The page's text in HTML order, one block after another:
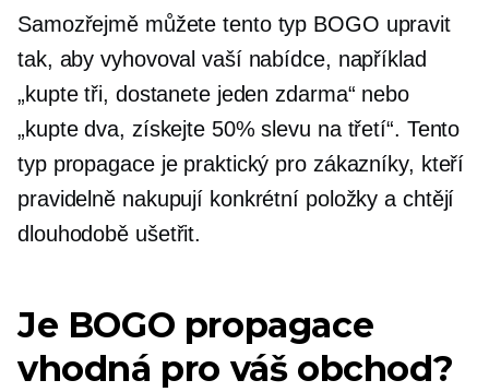
Samozřejmě můžete tento typ BOGO upravit
tak, aby vyhovoval vaší nabídce, například
„kupte tři, dostanete jeden zdarma“ nebo
„kupte dva, získejte 50% slevu na třetí“. Tento
typ propagace je praktický pro zákazníky, kteří
pravidelně nakupují konkrétní položky a chtějí
dlouhodobě ušetřit.
Je BOGO propagace
vhodná pro váš obchod?